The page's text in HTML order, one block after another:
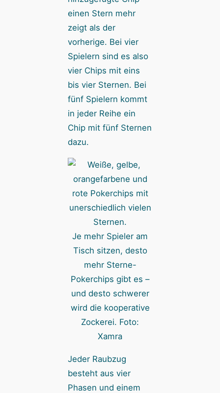
einen Stern mehr
zeigt als der
vorherige. Bei vier
Spielern sind es also
vier Chips mit eins
bis vier Sternen. Bei
fünf Spielern kommt
in jeder Reihe ein
Chip mit fünf Sternen
dazu.
Je mehr Spieler am
Tisch sitzen, desto
mehr Sterne-
Pokerchips gibt es –
und desto schwerer
wird die kooperative
Zockerei. Foto:
Xamra
Jeder Raubzug
besteht aus vier
Phasen und einem